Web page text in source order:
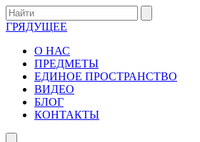
ГРЯДУЩЕЕ
О НАС
ПРЕДМЕТЫ
ЕДИНОЕ ПРОСТРАНСТВО
ВИДЕО
БЛОГ
КОНТАКТЫ